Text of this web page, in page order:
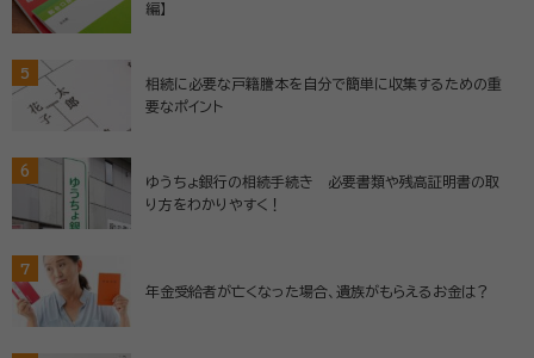
編】
5
相続に必要な戸籍謄本を自分で簡単に収集するための重
要なポイント
6
ゆうちょ銀行の相続手続き 必要書類や残高証明書の取
り方をわかりやすく！
7
年金受給者が亡くなった場合、遺族がもらえるお金は？